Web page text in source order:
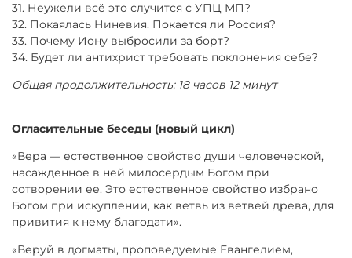
31. Неужели всё это случится с УПЦ МП?
32. Покаялась Ниневия. Покается ли Россия?
33. Почему Иону выбросили за борт?
34. Будет ли антихрист требовать поклонения себе?
Общая продолжительность: 18 часов 12 минут
Огласительные беседы (новый цикл)
«Вера — естественное свойство души человеческой,
насажденное в ней милосердым Богом при
сотворении ее. Это естественное свойство избрано
Богом при искуплении, как ветвь из ветвей древа, для
привития к нему благодати».
«Веруй в догматы, проповедуемые Евангелием,